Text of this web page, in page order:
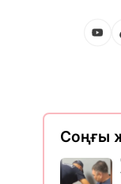
Соңғы